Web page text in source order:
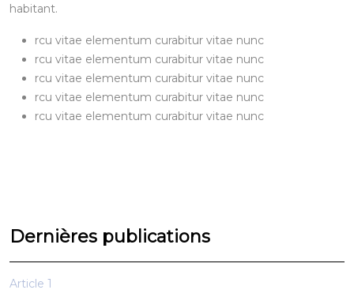
habitant.
rcu vitae elementum curabitur vitae nunc
rcu vitae elementum curabitur vitae nunc
rcu vitae elementum curabitur vitae nunc
rcu vitae elementum curabitur vitae nunc
rcu vitae elementum curabitur vitae nunc
Dernières publications
Article 1